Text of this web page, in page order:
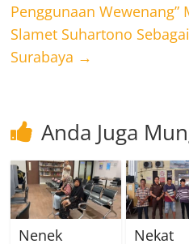
Penggunaan
Slamet Suhartono
Surabaya →
Anda Juga
Nenek
Nekat